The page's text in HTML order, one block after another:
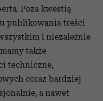
Poza kwestią
publikowania treści –
i niezależnie
także
techniczne,
coraz bardziej
a nawet